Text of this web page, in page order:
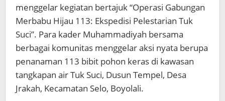
Sumber
Air
menggelar kegiatan bertajuk “Operasi Gabungan
Merbabu Hijau 113: Ekspedisi Pelestarian Tuk
Suci”. Para kader Muhammadiyah bersama
berbagai komunitas menggelar aksi nyata berupa
penanaman 113 bibit pohon keras di kawasan
tangkapan air Tuk Suci, Dusun Tempel, Desa
Jrakah, Kecamatan Selo, Boyolali.